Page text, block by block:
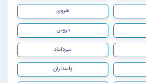
هروی
دروس
میرداماد
پاسداران